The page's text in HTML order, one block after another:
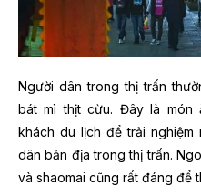
Người dân trong thị trấn
bát mì thịt cừu. Đây là món
khách du lịch để trải
dân bản địa trong thị trấn.
và shaomai cũng rất đáng để